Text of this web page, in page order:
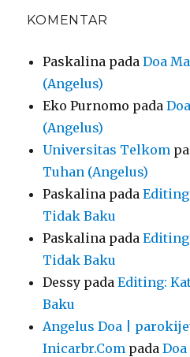
KOMENTAR
Paskalina padaDoa
(Angelus)
Eko Purnomo pada
(Angelus)
Universitas Telkom
Tuhan (Angelus)
Paskalina pada
Tidak Baku
Paskalina pada
Tidak Baku
Dessy padaEditing:
Baku
Angelus Doa |
Inicarbr.Com pada